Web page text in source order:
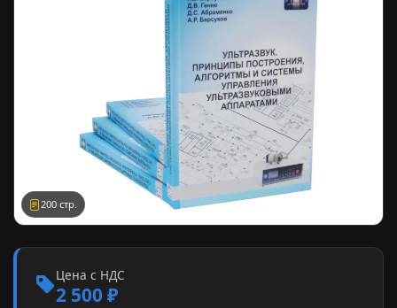
200 стр.
Цена с НДС
2 500 ₽